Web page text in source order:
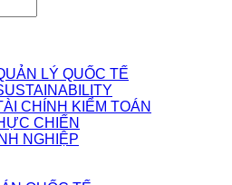
LÝ QUỐC TẾ
CHÍNH KIỂM TOÁN
CHIẾN
NGHIỆP